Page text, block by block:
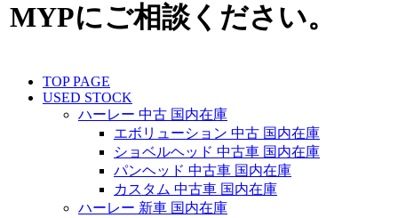
MYPにご相談ください。
TOP PAGE
USED STOCK
ハーレー 中古 国内在庫
エボリューション 中古 国内在庫
ショベルヘッド 中古車 国内在庫
パンヘッド 中古車 国内在庫
カスタム 中古車 国内在庫
ハーレー 新車 国内在庫